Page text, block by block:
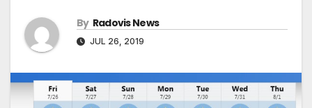
By Radovis News
JUL 26, 2019